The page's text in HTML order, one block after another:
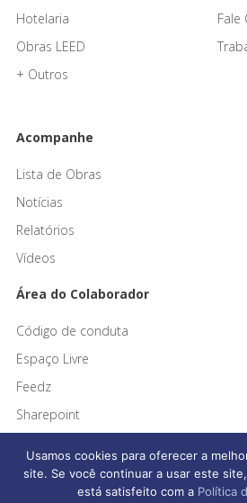
Hotelaria
Obras LEED
+ Outros
Fale
Acompanhe
Lista de Obras
Notícias
Relatórios
Vídeos
Área do Colaborador
Código de conduta
Espaço Livre
Feedz
Sharepoint
Usamos cookies para oferecer a
site. Se você continuar a usar este
está satisfeito com a Política